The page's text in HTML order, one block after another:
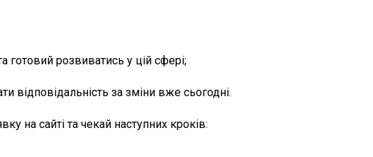
готовий розвиватись у цій сфері;
відповідальність за зміни вже сьогодні.
на сайті та чекай наступних кроків: